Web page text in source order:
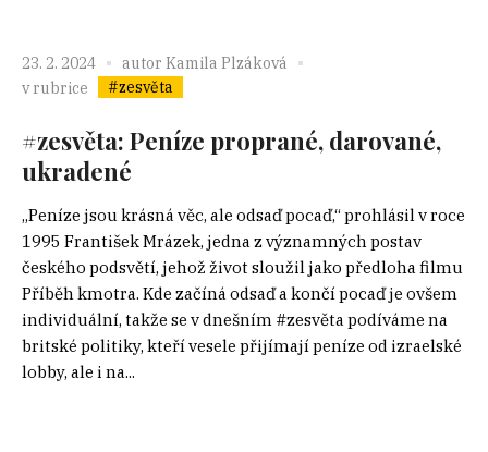
23. 2. 2024 autor Kamila Plzáková
v rubrice
#zesvěta
#zesvěta: Peníze proprané, darované,
ukradené
„Peníze jsou krásná věc, ale odsaď pocaď,“ prohlásil v roce
1995 František Mrázek, jedna z významných postav
českého podsvětí, jehož život sloužil jako předloha filmu
Příběh kmotra. Kde začíná odsaď a končí pocaď je ovšem
individuální, takže se v dnešním #zesvěta podíváme na
britské politiky, kteří vesele přijímají peníze od izraelské
lobby, ale i na...